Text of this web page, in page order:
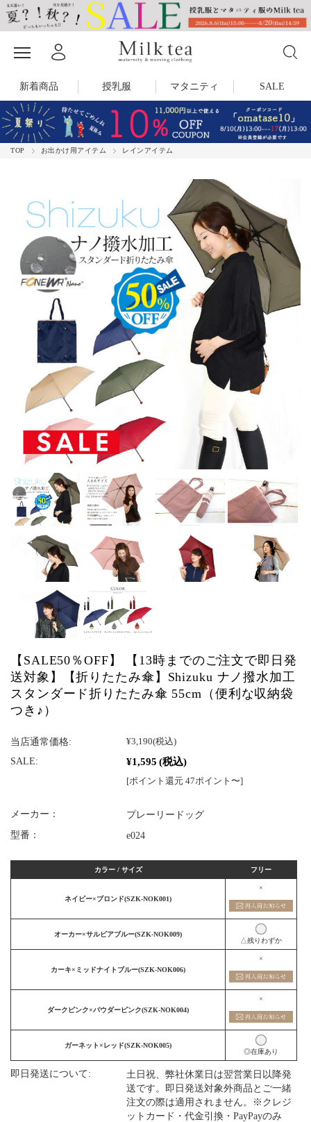
新着商品 授乳服 マタニティ SALE
TOP お出かけ用アイテム レインアイテム
【SALE50％OFF】 【13時までのご注文で即日発
送対象】【折りたたみ傘】Shizuku ナノ撥水加工
スタンダード折りたたみ傘 55cm（便利な収納袋
つき♪）
当店通常価格: ¥3,190(税込)
SALE: ¥1,595 (税込)
[ポイント還元 47ポイント〜]
メーカー：
プレーリードッグ
型番：
e024
カラー / サイズ フリー
ネイビー×ブロンド(SZK-NOK001)
×
オーカー×サルビアブルー(SZK-NOK009)
△残りわずか
カーキ×ミッドナイトブルー(SZK-NOK006)
×
ダークピンク×パウダーピンク(SZK-NOK004)
×
ガーネット×レッド(SZK-NOK005)
◎在庫あり
即日発送について:
土日祝、弊社休業日は翌営業日以降発
送です。即日発送対象外商品とご一緒
注文の際は適用されません。※クレジ
ットカード・代金引換・PayPayのみ